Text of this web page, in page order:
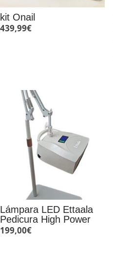
kit Onail
439,99€
Lámpara LED Ettaala
Pedicura High Power
199,00€